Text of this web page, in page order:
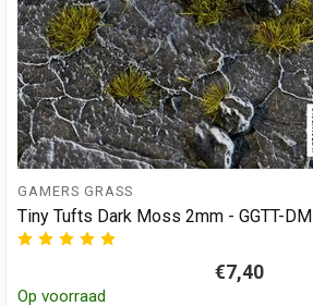
GAMERS GRASS
Tiny Tufts Dark Moss 2mm - GGTT-DM
€7,40
Op voorraad